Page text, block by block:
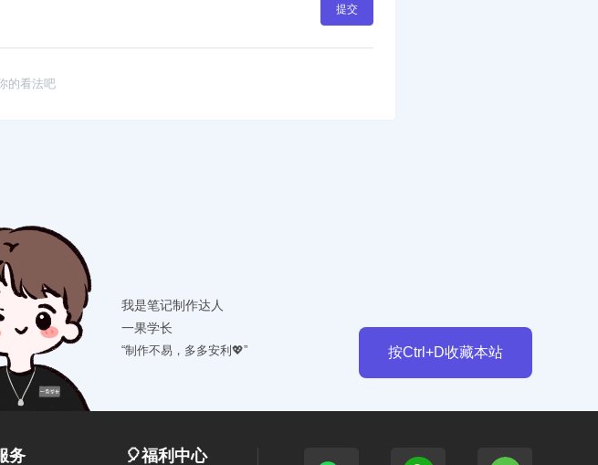
提交
的看法吧
按Ctrl+D收藏本站
我是笔记制作达人
一果学长
“制作不易，多多安利💖”
务 🎈福利中心